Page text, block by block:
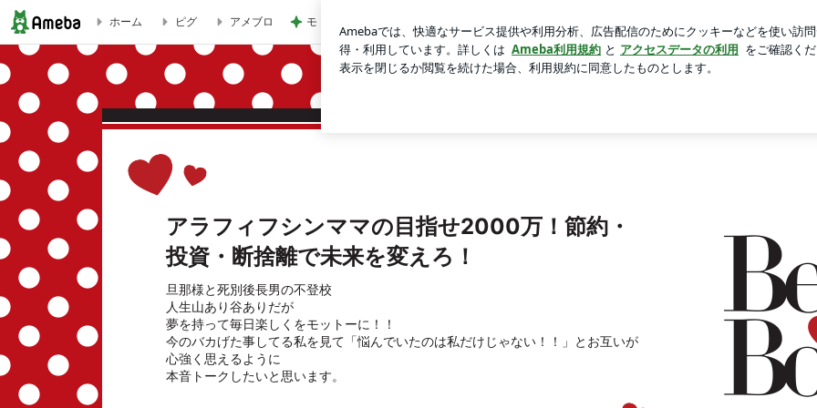
ようやく第一歩 | アラフィフシンママの目指せ2000万！節約・投資・断捨離で未来を変えろ！
ホーム ピグ アメブロ モト冬樹 自画自賛した手作り夕食 ロ
アラフィフシンママの目指せ2000万！節約・
投資・断捨離で未来を変えろ！
旦那様と死別後長男の不登校
人生山あり谷ありだが
夢を持って毎日楽しくをモットーに！！
今のバカげた事してる私を見て「悩んでいたのは私だけじゃない！！」とお互いが
心強く思えるように
本音トークしたいと思います。